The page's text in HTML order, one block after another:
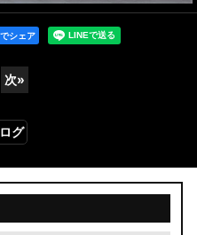
シェア
次»
グ